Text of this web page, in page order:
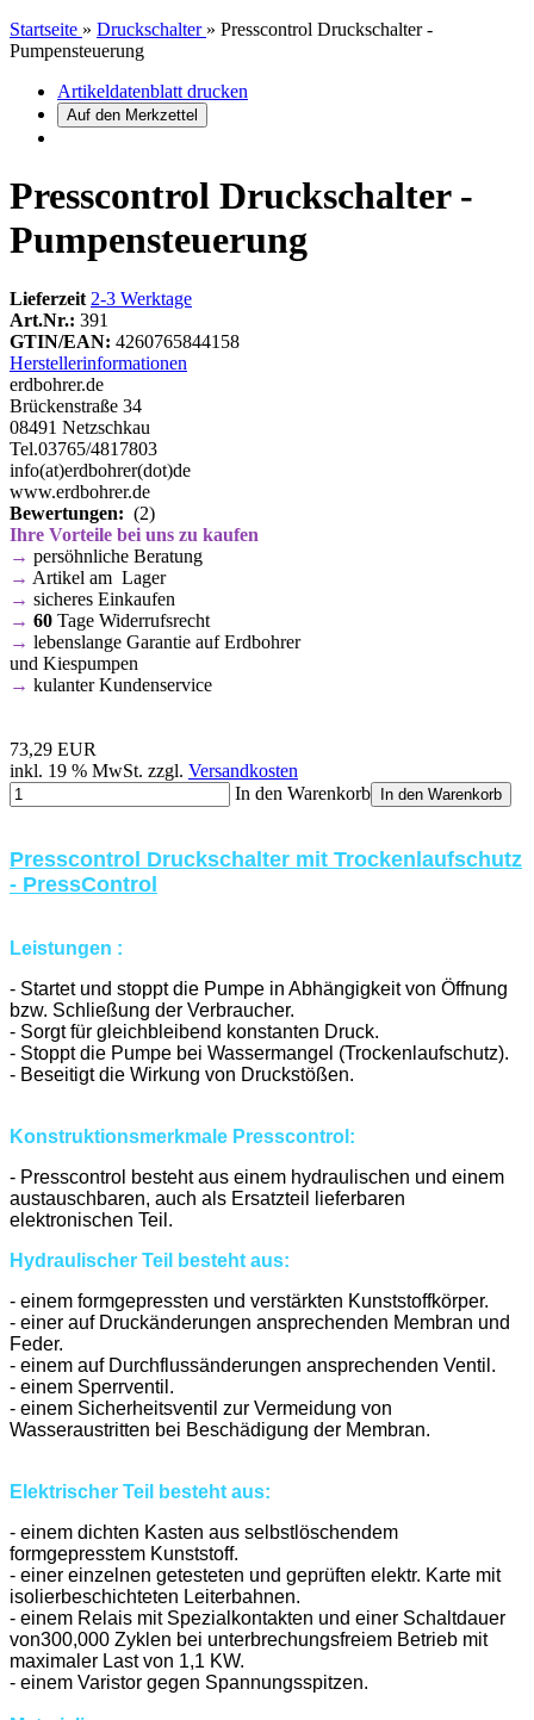
Startseite » Druckschalter » Presscontrol Druckschalter -
Pumpensteuerung
Artikeldatenblatt drucken
Presscontrol Druckschalter -
Pumpensteuerung
Lieferzeit 2-3 Werktage
Art.Nr.: 391
GTIN/EAN: 4260765844158
Herstellerinformationen
erdbohrer.de
Brückenstraße 34
08491 Netzschkau
Tel.03765/4817803
info(at)erdbohrer(dot)de
www.erdbohrer.de
Bewertungen: (2)
Ihre Vorteile bei uns zu kaufen
→ persöhnliche Beratung
→ Artikel am Lager
→ sicheres Einkaufen
→ 60 Tage Widerrufsrecht
→ lebenslange Garantie auf Erdbohrer
und Kiespumpen
→ kulanter Kundenservice
73,29 EUR
inkl. 19 % MwSt. zzgl. Versandkosten
In den Warenkorb
In den Warenkorb
Presscontrol Druckschalter mit Trockenlaufschutz
- PressControl
Leistungen :
- Startet und stoppt die Pumpe in Abhängigkeit von Öffnung
bzw. Schließung der Verbraucher.
- Sorgt für gleichbleibend konstanten Druck.
- Stoppt die Pumpe bei Wassermangel (Trockenlaufschutz).
- Beseitigt die Wirkung von Druckstößen.
Konstruktionsmerkmale Presscontrol:
- Presscontrol besteht aus einem hydraulischen und einem
austauschbaren, auch als Ersatzteil lieferbaren
elektronischen Teil.
Hydraulischer Teil besteht aus:
- einem formgepressten und verstärkten Kunststoffkörper.
- einer auf Druckänderungen ansprechenden Membran und
Feder.
- einem auf Durchflussänderungen ansprechenden Ventil.
- einem Sperrventil.
- einem Sicherheitsventil zur Vermeidung von
Wasseraustritten bei Beschädigung der Membran.
Elektrischer Teil besteht aus:
- einem dichten Kasten aus selbstlöschendem
formgepresstem Kunststoff.
- einer einzelnen getesteten und geprüften elektr. Karte mit
isolierbeschichteten Leiterbahnen.
- einem Relais mit Spezialkontakten und einer Schaltdauer
von300,000 Zyklen bei unterbrechungsfreiem Betrieb mit
maximaler Last von 1,1 KW.
- einem Varistor gegen Spannungsspitzen.